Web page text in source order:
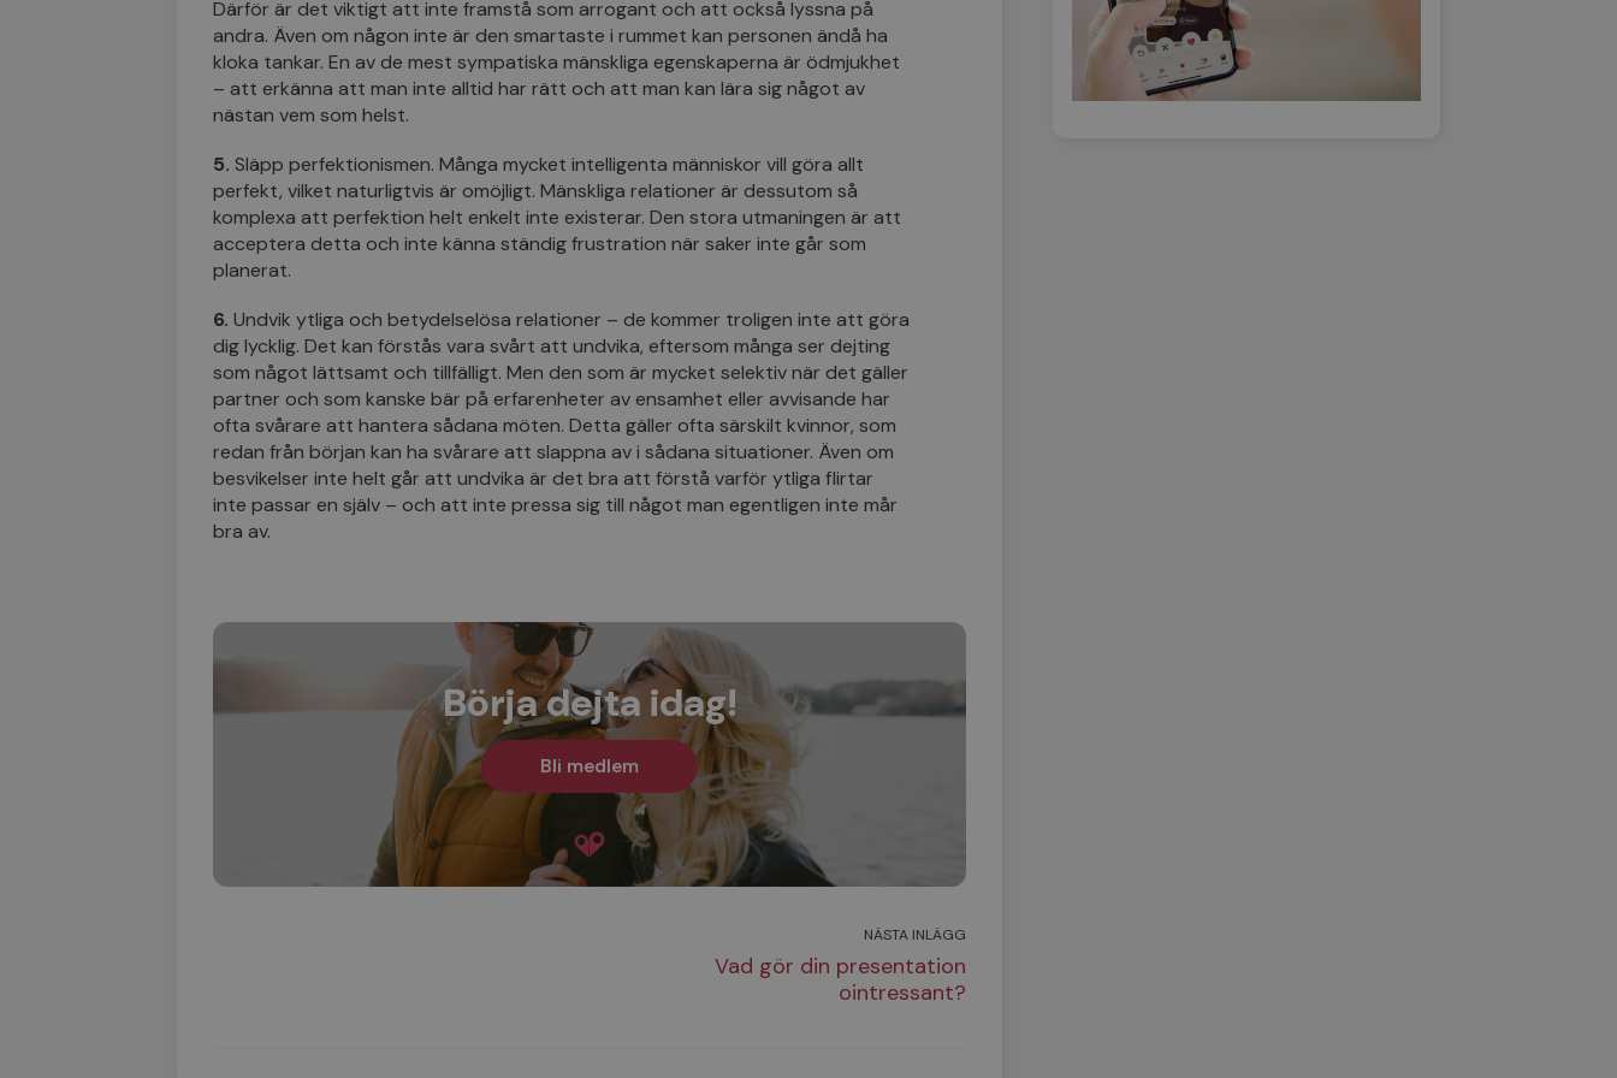
Därför är det viktigt att inte framstå som arrogant och att också lyssna på
andra. Även om någon inte är den smartaste i rummet kan personen ändå ha
kloka tankar. En av de mest sympatiska mänskliga egenskaperna är ödmjukhet
– att erkänna att man inte alltid har rätt och att man kan lära sig något av
nästan vem som helst.
5. Släpp perfektionismen. Många mycket intelligenta människor vill göra allt
perfekt, vilket naturligtvis är omöjligt. Mänskliga relationer är dessutom så
komplexa att perfektion helt enkelt inte existerar. Den stora utmaningen är att
acceptera detta och inte känna ständig frustration när saker inte går som
planerat.
6. Undvik ytliga och betydelselösa relationer – de kommer troligen inte att göra
dig lycklig. Det kan förstås vara svårt att undvika, eftersom många ser dejting
som något lättsamt och tillfälligt. Men den som är mycket selektiv när det gäller
partner och som kanske bär på erfarenheter av ensamhet eller avvisande har
ofta svårare att hantera sådana möten. Detta gäller ofta särskilt kvinnor, som
redan från början kan ha svårare att slappna av i sådana situationer. Även om
besvikelser inte helt går att undvika är det bra att förstå varför ytliga flirtar
inte passar en själv – och att inte pressa sig till något man egentligen inte mår
bra av.
Börja dejta idag!
Bli medlem
NÄSTA INLÄGG
Vad gör din presentation
ointressant?